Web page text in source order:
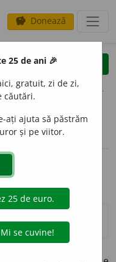
savings Donează
clear
opțiuni
25 de ani 🎉
gratuit, zi de zi,
căutări.
ați ajuta să păstrăm
și pe viitor.